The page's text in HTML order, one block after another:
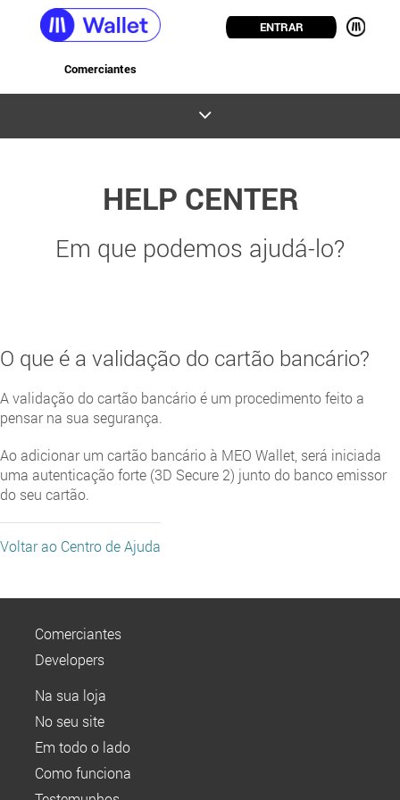
ENTRAR
Comerciantes
HELP CENTER
Em que podemos ajudá-lo?
O que é a validação do cartão bancário?
A validação do cartão bancário é um procedimento feito a
pensar na sua segurança.
Ao adicionar um cartão bancário à MEO Wallet, será iniciada
uma autenticação forte (3D Secure 2) junto do banco emissor
do seu cartão.
Voltar ao Centro de Ajuda
Comerciantes
Developers
Na sua loja
No seu site
Em todo o lado
Como funciona